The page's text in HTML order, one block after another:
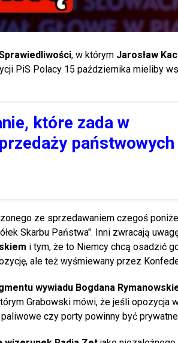
, w którym Jarosław
PiS Polacy 15 października mieliby
które zada w
państwowych
ze sprzedawaniem czegoś
Skarbu Państwa". Inni zwracają
i tym, że to Niemcy chcą osadzić
ale też wyśmiewany przez
wywiadu Bogdana
Grabowski mówi, że jeśli opozycja
czy porty powinny być